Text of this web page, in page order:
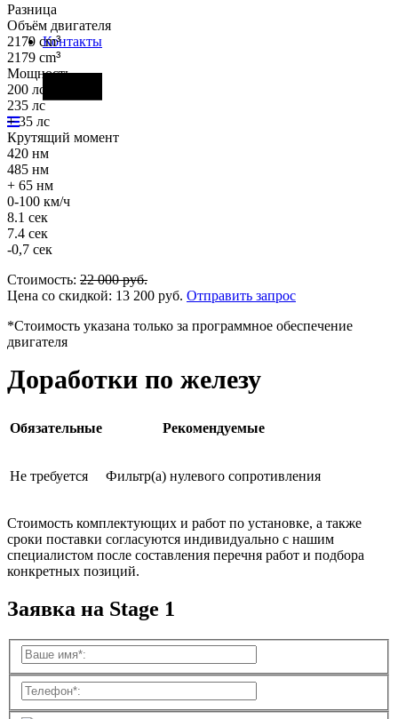
Контакты
Разница
Объём двигателя
2179 cm³
2179 cm³
Мощность
200 лс
235 лс
+ 35 лс
Крутящий момент
420 нм
485 нм
+ 65 нм
0-100 км/ч
8.1 сек
7.4 сек
-0,7 сек
Стоимость: 22 000руб.
Цена со скидкой: 13 200 руб. Отправить запрос
*Стоимость указана только за программное обеспечение
двигателя
Доработки по железу
Обязательные Рекомендуемые
Не требуется Фильтр(а) нулевого сопротивления
Стоимость комплектующих и работ по установке, а также
сроки поставки согласуются индивидуально с нашим
специалистом после составления перечня работ и подбора
конкретных позиций.
Заявка на Stage 1